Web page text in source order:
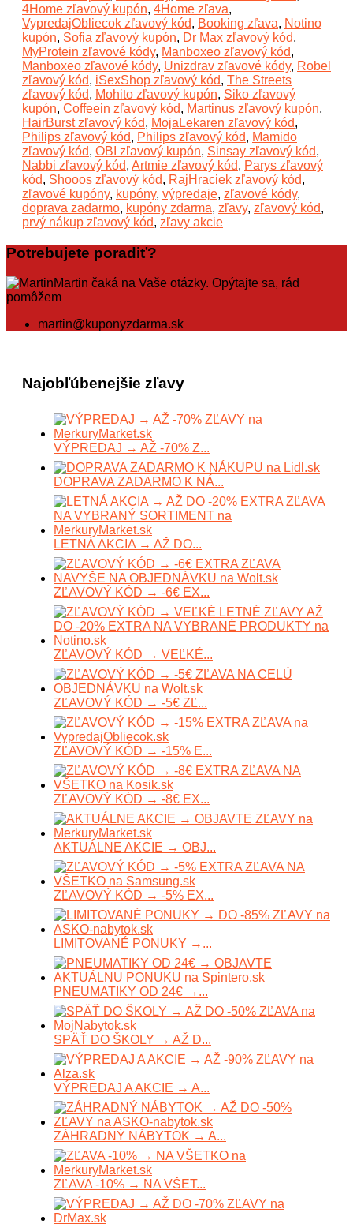
4Home zľavový kupón, 4Home zľava,
VypredajObliecok zľavový kód, Booking zľava, Notino
kupón, Sofia zľavový kupón, Dr Max zľavový kód,
MyProtein zľavové kódy, Manboxeo zľavový kód,
Manboxeo zľavové kódy, Unizdrav zľavové kódy, Robel
zľavový kód, iSexShop zľavový kód, The Streets
zľavový kód, Mohito zľavový kupón, Siko zľavový
kupón, Coffeein zľavový kód, Martinus zľavový kupón,
HairBurst zľavový kód, MojaLekaren zľavový kód,
Philips zľavový kód, Philips zľavový kód, Mamido
zľavový kód, OBI zľavový kupón, Sinsay zľavový kód,
Nabbi zľavový kód, Artmie zľavový kód, Parys zľavový
kód, Shooos zľavový kód, RajHraciek zľavový kód,
zľavové kupóny, kupóny, výpredaje, zľavové kódy,
doprava zadarmo, kupóny zdarma, zľavy, zľavový kód,
prvý nákup zľavový kód, zľavy akcie
Potrebujete poradiť?
Martin čaká na Vaše otázky. Opýtajte sa, rád
pomôžem
martin@kuponyzdarma.sk
Najobľúbenejšie zľavy
VÝPREDAJ → AŽ -70% Z...
DOPRAVA ZADARMO K NÁ...
LETNÁ AKCIA → AŽ DO...
ZĽAVOVÝ KÓD → -6€ EX...
ZĽAVOVÝ KÓD → VEĽKÉ...
ZĽAVOVÝ KÓD → -5€ ZĽ...
ZĽAVOVÝ KÓD → -15% E...
ZĽAVOVÝ KÓD → -8€ EX...
AKTUÁLNE AKCIE → OBJ...
ZĽAVOVÝ KÓD → -5% EX...
LIMITOVANÉ PONUKY →...
PNEUMATIKY OD 24€ →...
SPÄŤ DO ŠKOLY → AŽ D...
VÝPREDAJ A AKCIE → A...
ZÁHRADNÝ NÁBYTOK → A...
ZĽAVA -10% → NA VŠET...